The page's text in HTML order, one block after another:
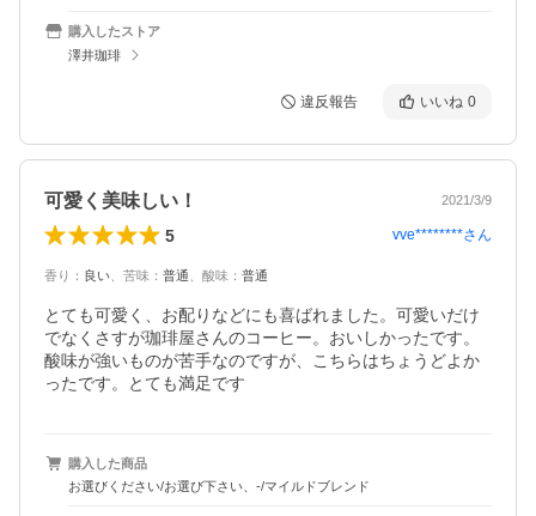
購入したストア
澤井珈琲
違反報告 いいね 0
可愛く美味しい！ 2021/3/9
5 vve********さん
香り ： 良い 苦味 ： 普通 酸味 ： 普通
とても可愛く、お配りなどにも喜ばれました。可愛いだけ
でなくさすが珈琲屋さんのコーヒー。おいしかったです。
酸味が強いものが苦手なのですが、こちらはちょうどよか
ったです。とても満足です
購入した商品
お選びください/お選び下さい、-/マイルドブレンド